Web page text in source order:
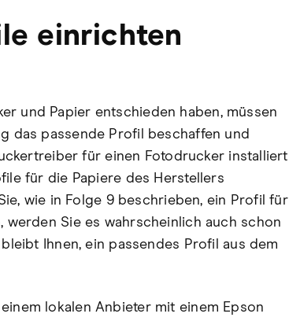
einrichten
und Papier entschieden haben, müssen
das passende Profil beschaffen und
für einen Fotodrucker installiert
für die Papiere des Herstellers
wie in Folge 9 beschrieben, ein Profil für
werden Sie es wahrscheinlich auch schon
Ihnen, ein passendes Profil aus dem
lokalen Anbieter mit einem Epson